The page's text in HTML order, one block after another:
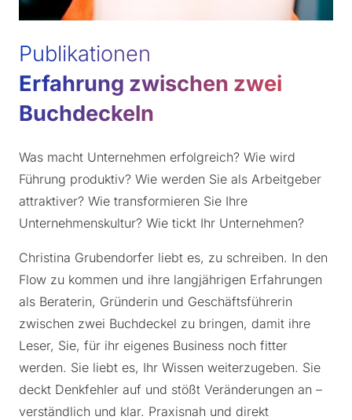
Publikationen
Erfahrung zwischen zwei
Buchdeckeln
Was macht Unternehmen erfolgreich? Wie wird
Führung produktiv? Wie werden Sie als Arbeitgeber
attraktiver? Wie transformieren Sie Ihre
Unternehmenskultur? Wie tickt Ihr Unternehmen?
Christina Grubendorfer liebt es, zu schreiben. In den
Flow zu kommen und ihre langjährigen Erfahrungen
als Beraterin, Gründerin und Geschäftsführerin
zwischen zwei Buchdeckel zu bringen, damit ihre
Leser, Sie, für ihr eigenes Business noch fitter
werden. Sie liebt es, Ihr Wissen weiterzugeben. Sie
deckt Denkfehler auf und stößt Veränderungen an –
verständlich und klar. Praxisnah und direkt